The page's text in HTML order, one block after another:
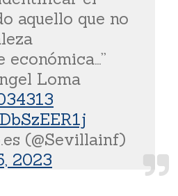
aquello que no
Loma
(@Sevillainf)
2023